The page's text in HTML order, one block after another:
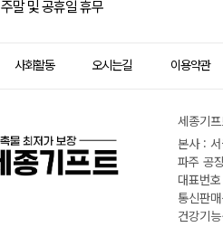
주말 및 공휴일 휴무
사회활동 오시는길 이용약관
세종기
본사 :
파주 공
대표번
통신판
건강기